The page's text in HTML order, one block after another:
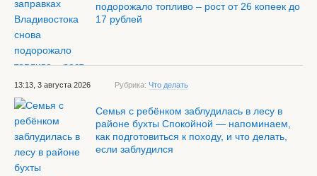
подорожало топливо – рост от 26 копеек до
17 рублей
13:13, 3 августа 2026 Рубрика: Что делать
Семья с ребёнком заблудилась в лесу в
районе бухты Спокойной — напоминаем,
как подготовиться к походу, и что делать,
если заблудился